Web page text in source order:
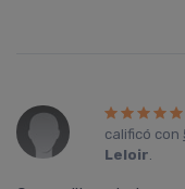
calificó con
Leloir.